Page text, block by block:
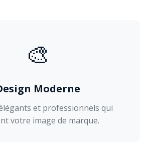
🎨
Moderne
et professionnels qui
votre image de marque.